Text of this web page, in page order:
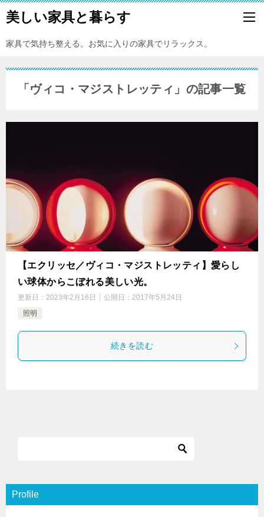
美しい家具と暮らす
家具で気持ち整える。お気に入りの家具でリラックス。
「ヴィコ・マジストレッティ」の記事一覧
【エクリッセ／ヴィコ・マジストレッティ】愛らし
い球体からこぼれる美しい光。
更新日： 2023年2月16日 公開日： 2017年5月24日
照明
続きを読む
Profile